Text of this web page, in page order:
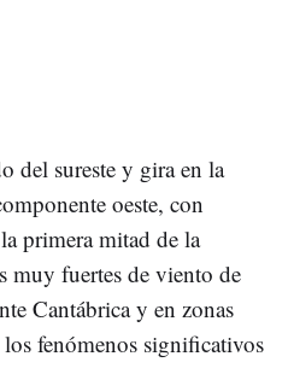
del sureste y gira en la
oeste, con
primera mitad de la
muy fuertes de viento de
Cantábrica y en zonas
fenómenos significativos